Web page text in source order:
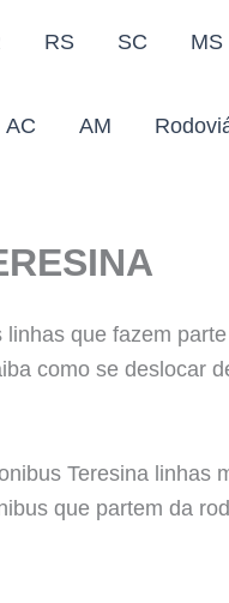
RS SC MS
AC AM
que fazem
como se deslocar
Teresina linhas
que partem da